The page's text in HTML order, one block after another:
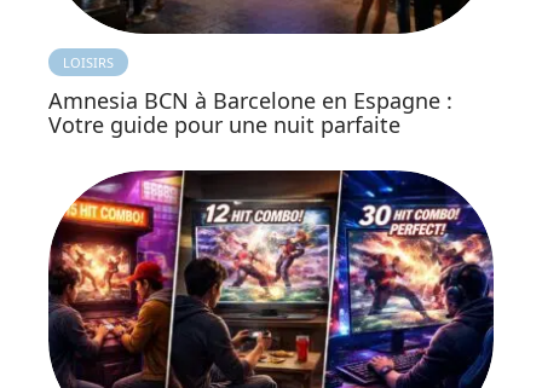
LOISIRS
Amnesia BCN à Barcelone en Espagne :
Votre guide pour une nuit parfaite